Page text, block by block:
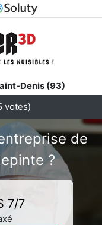
Denis (93)
votes)
de
?
7/7